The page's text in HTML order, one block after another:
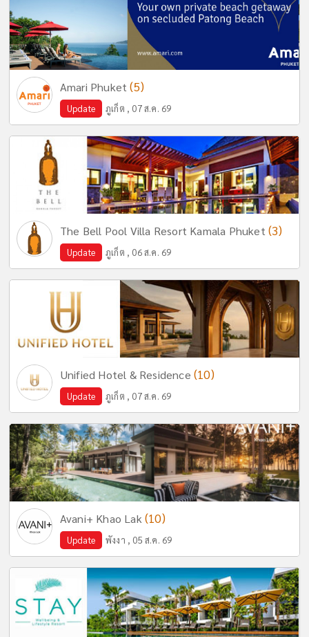
Amari Phuket(5)
Update ภูเก็ต , 07 ส.ค. 69
The Bell Pool Villa Resort Kamala Phuket (3)
Update ภูเก็ต , 06 ส.ค. 69
Unified Hotel & Residence (10)
Update ภูเก็ต , 07 ส.ค. 69
Avani+ Khao Lak (10)
Update พังงา , 05 ส.ค. 69